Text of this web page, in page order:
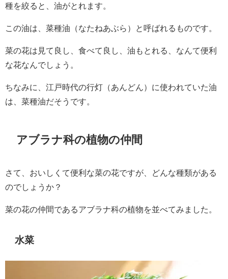
種を絞ると、油がとれます。
この油は、菜種油（なたねあぶら）と呼ばれるものです。
菜の花は見て良し、食べて良し、油もとれる、なんて便利
な花なんでしょう。
ちなみに、江戸時代の行灯（あんどん）に使われていた油
は、菜種油だそうです。
アブラナ科の植物の仲間
さて、おいしくて便利な菜の花ですが、どんな種類がある
のでしょうか？
菜の花の仲間であるアブラナ科の植物を並べてみました。
水菜